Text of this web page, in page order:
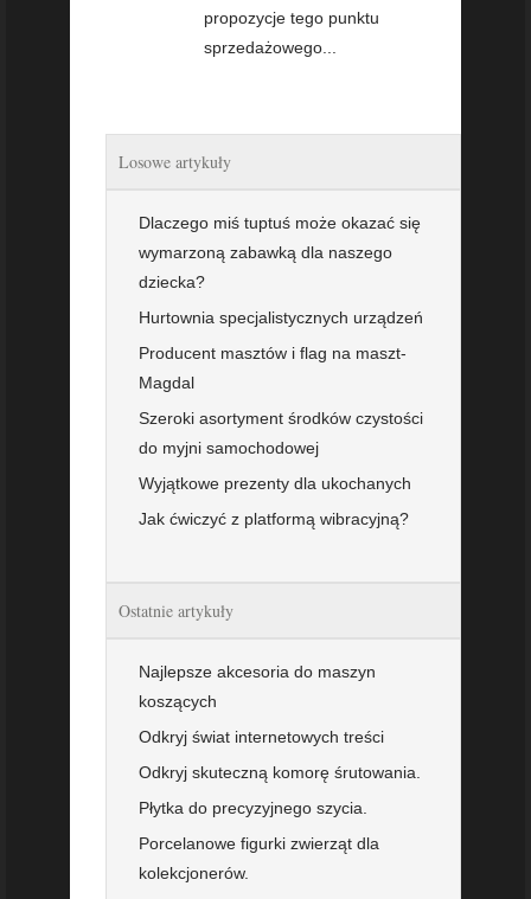
propozycje tego punktu
sprzedażowego...
Losowe artykuły
Dlaczego miś tuptuś może okazać się
wymarzoną zabawką dla naszego
dziecka?
Hurtownia specjalistycznych urządzeń
Producent masztów i flag na maszt-
Magdal
Szeroki asortyment środków czystości
do myjni samochodowej
Wyjątkowe prezenty dla ukochanych
Jak ćwiczyć z platformą wibracyjną?
Ostatnie artykuły
Najlepsze akcesoria do maszyn
koszących
Odkryj świat internetowych treści
Odkryj skuteczną komorę śrutowania.
Płytka do precyzyjnego szycia.
Porcelanowe figurki zwierząt dla
kolekcjonerów.